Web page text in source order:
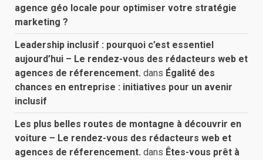
agence géo locale pour optimiser votre stratégie
marketing ?
Leadership inclusif : pourquoi c’est essentiel
aujourd’hui – Le rendez-vous des rédacteurs web et
agences de réferencement. dans Égalité des
chances en entreprise : initiatives pour un avenir
inclusif
Les plus belles routes de montagne à découvrir en
voiture – Le rendez-vous des rédacteurs web et
agences de réferencement. dans Êtes-vous prêt à